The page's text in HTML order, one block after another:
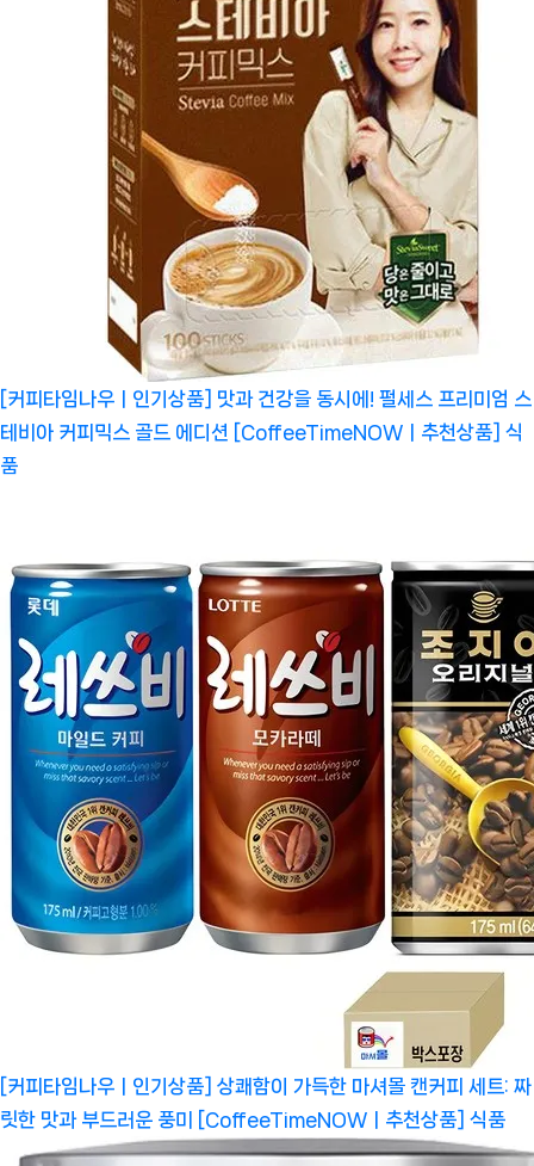
[커피타임나우ㅣ인기상품] 맛과 건강을 동시에! 펄세스 프리미엄 스
테비아 커피믹스 골드 에디션 [CoffeeTimeNOWㅣ추천상품] 식
품
[커피타임나우ㅣ인기상품] 상쾌함이 가득한 마셔몰 캔커피 세트: 짜
릿한 맛과 부드러운 풍미 [CoffeeTimeNOWㅣ추천상품] 식품